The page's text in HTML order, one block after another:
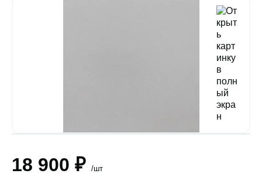
18 900 ₽ /шт